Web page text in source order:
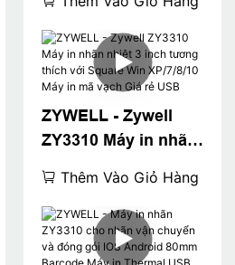
Zy3310 Bluetooth
Sticker Barcode Mã
QR Code Máy in
USB+RS
ZYWELL - Zywell
ZY3310 Máy in nhãn
thích với Square
Win XP/7/8/10 Máy in
mã vạch Giá rẻ USB
Thêm Vào Giỏ Hàng